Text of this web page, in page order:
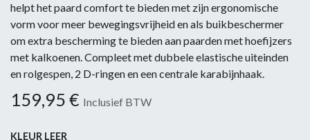
helpt het paard comfort te bieden met zijn ergonomische
vorm voor meer bewegingsvrijheid en als buikbeschermer
om extra bescherming te bieden aan paarden met hoefijzers
met kalkoenen. Compleet met dubbele elastische uiteinden
en rolgespen, 2 D-ringen en een centrale karabijnhaak.
159,95 € Inclusief BTW
KLEUR LEER